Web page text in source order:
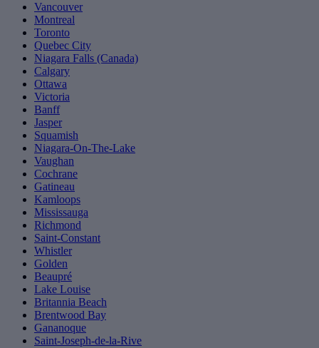
Vancouver
Montreal
Toronto
Quebec City
Niagara Falls (Canada)
Calgary
Ottawa
Victoria
Banff
Jasper
Squamish
Niagara-On-The-Lake
Vaughan
Cochrane
Gatineau
Kamloops
Mississauga
Richmond
Saint-Constant
Whistler
Golden
Beaupré
Lake Louise
Britannia Beach
Brentwood Bay
Gananoque
Saint-Joseph-de-la-Rive